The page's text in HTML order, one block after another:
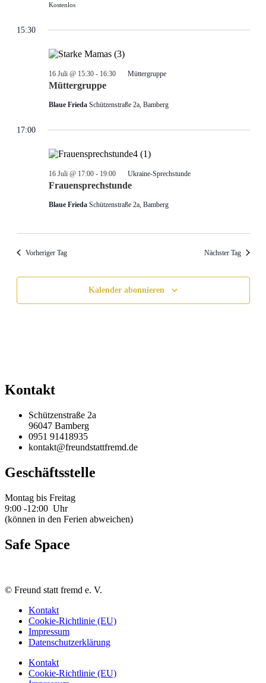
Kostenlos
15:30
Müttergruppe
16 Juli @ 15:30- 16:30 Müttergruppe
Blaue Frieda Schützenstraße 2a, Bamberg
17:00
Frauensprechstunde
16 Juli @ 17:00- 19:00 Ukraine-Sprechstunde
Blaue Frieda Schützenstraße 2a, Bamberg
Vorheriger Tag Nächster Tag
Kalender abonnieren
Kontakt
Schützenstraße 2a
96047 Bamberg
0951 91418935
kontakt@freundstattfremd.de
Geschäftsstelle
Montag bis Freitag
9:00 -12:00 Uhr
(können in den Ferien abweichen)
Safe Space
© Freund statt fremd e. V.
Kontakt
Cookie-Richtlinie (EU)
Impressum
Datenschutzerklärung
Kontakt
Cookie-Richtlinie (EU)